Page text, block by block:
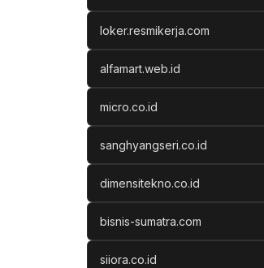
loker.resmikerja.com
alfamart.web.id
micro.co.id
sanghyangseri.co.id
dimensitekno.co.id
bisnis-sumatra.com
siiora.co.id